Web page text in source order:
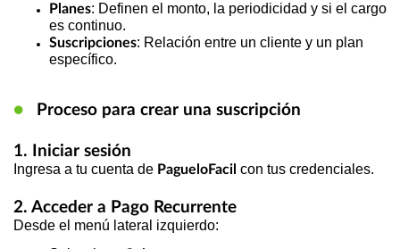
Planes: Definen el monto, la periodicidad y si el cargo
es continuo.
Suscripciones: Relación entre un cliente y un plan
específico.
● Proceso para crear una suscripción
1. Iniciar sesión
Ingresa a tu cuenta de PagueloFacil con tus credenciales.
2. Acceder a Pago Recurrente
Desde el menú lateral izquierdo: